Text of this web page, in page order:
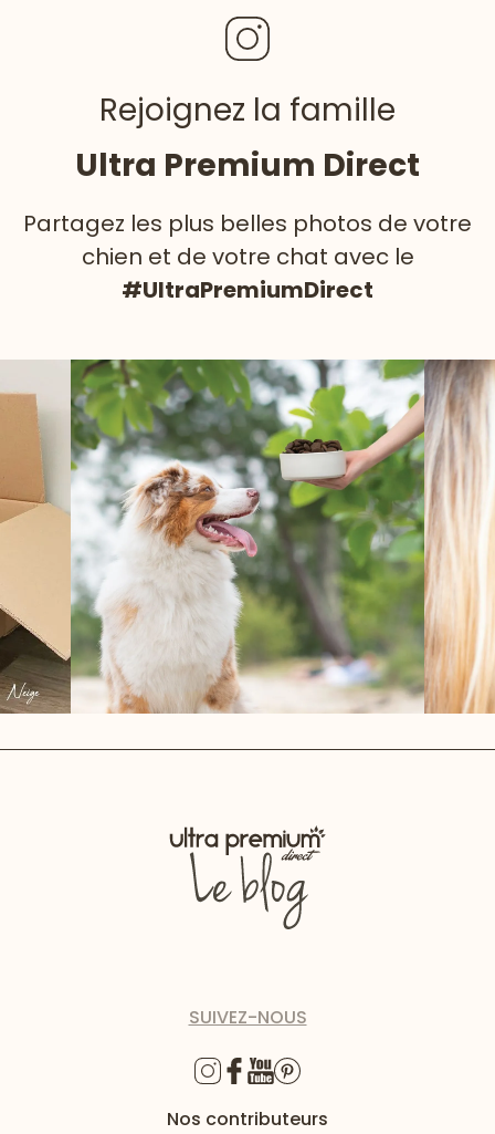
Rejoignez la famille
Ultra Premium Direct
Partagez les plus belles photos de votre
chien et de votre chat avec le
#UltraPremiumDirect
SUIVEZ-NOUS
Nos contributeurs